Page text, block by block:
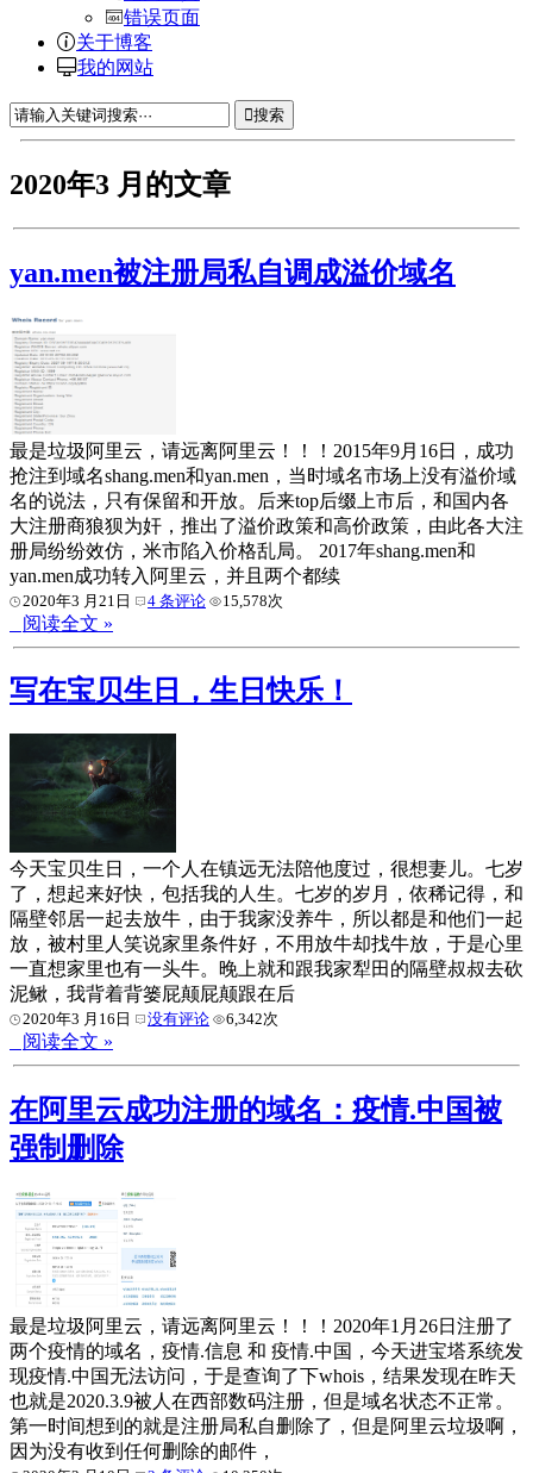
错误页面
关于博客
我的网站
搜索
2020年3 月的文章
yan.men被注册局私自调成溢价域名
最是垃圾阿里云，请远离阿里云！！！2015年9月16日，成功
抢注到域名shang.men和yan.men，当时域名市场上没有溢价域
名的说法，只有保留和开放。后来top后缀上市后，和国内各
大注册商狼狈为奸，推出了溢价政策和高价政策，由此各大注
册局纷纷效仿，米市陷入价格乱局。 2017年shang.men和
yan.men成功转入阿里云，并且两个都续
2020年3 月21日 4 条评论 15,578次
阅读全文 »
写在宝贝生日，生日快乐！
今天宝贝生日，一个人在镇远无法陪他度过，很想妻儿。七岁
了，想起来好快，包括我的人生。七岁的岁月，依稀记得，和
隔壁邻居一起去放牛，由于我家没养牛，所以都是和他们一起
放，被村里人笑说家里条件好，不用放牛却找牛放，于是心里
一直想家里也有一头牛。晚上就和跟我家犁田的隔壁叔叔去砍
泥鳅，我背着背篓屁颠屁颠跟在后
2020年3 月16日 没有评论 6,342次
阅读全文 »
在阿里云成功注册的域名：疫情.中国被
强制删除
最是垃圾阿里云，请远离阿里云！！！2020年1月26日注册了
两个疫情的域名，疫情.信息 和 疫情.中国，今天进宝塔系统发
现疫情.中国无法访问，于是查询了下whois，结果发现在昨天
也就是2020.3.9被人在西部数码注册，但是域名状态不正常。
第一时间想到的就是注册局私自删除了，但是阿里云垃圾啊，
因为没有收到任何删除的邮件，